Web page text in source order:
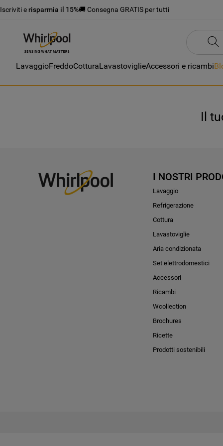
Iscriviti e risparmia il 15%🚚 Consegna GRATIS per tutti
LavaggioFreddoCotturaLavastoviglieAccessori e ricambi
Il
I NOSTRI
Lavaggio
Refrigerazione
Cottura
Lavastoviglie
Aria condizionata
Set elettrodomestici
Accessori
Ricambi
Wcollection
Brochures
Ricette
Prodotti sostenibili